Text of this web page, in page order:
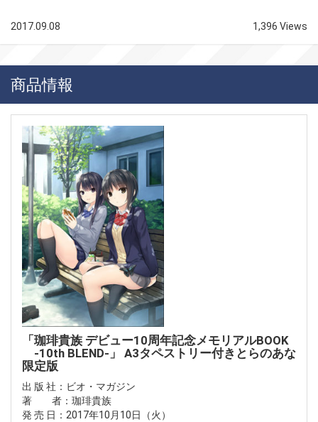
2017.09.08 1,396 Views
商品情報
「珈琲貴族 デビュー10周年記念メモリアルBOOK
-10th BLEND-」 A3タペストリー付きとらのあな
限定版
出 版 社：ビオ・マガジン
著 者：珈琲貴族
発 売 日：2017年10月10日（火）